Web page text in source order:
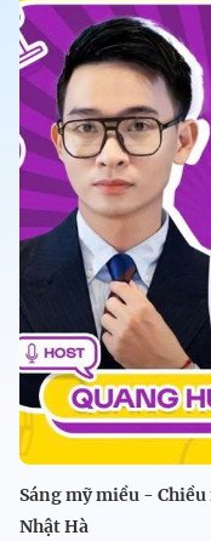
Sáng mỹ miều -
Nhật Hà